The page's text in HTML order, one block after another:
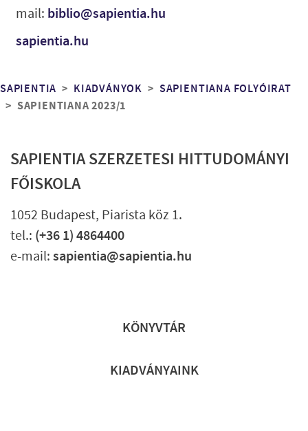
mail: biblio@sapientia.hu
sapientia.hu
Morzsa
SAPIENTIA KIADVÁNYOK SAPIENTIANA FOLYÓIRAT
SAPIENTIANA 2023/1
SAPIENTIA SZERZETESI HITTUDOMÁNYI
FŐISKOLA
1052 Budapest, Piarista köz 1.
tel.: (+36 1) 4864400
e-mail:sapientia@sapientia.hu
KÖNYVTÁR
KIADVÁNYAINK